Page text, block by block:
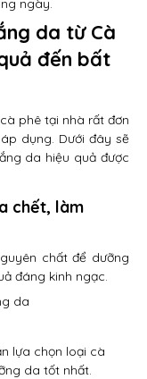
ngày.
da từ Cà
đến bất
phê tại nhà rất đơn
dụng. Dưới đây sẽ
da hiệu quả được
chết, làm
chất để dưỡng
đáng kinh ngạc.
lựa chọn loại cà
da tốt nhất.